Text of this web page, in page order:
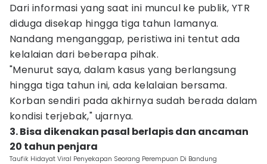
Dari informasi yang saat ini muncul ke publik, YTR
diduga disekap hingga tiga tahun lamanya.
Nandang menganggap, peristiwa ini tentut ada
kelalaian dari beberapa pihak.
"Menurut saya, dalam kasus yang berlangsung
hingga tiga tahun ini, ada kelalaian bersama.
Korban sendiri pada akhirnya sudah berada dalam
kondisi terjebak," ujarnya.
3. Bisa dikenakan pasal berlapis dan ancaman
20 tahun penjara
Taufik Hidayat Viral Penyekapan Seorang Perempuan Di Bandung